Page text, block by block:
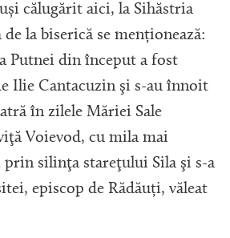
călugărit aici, la Sihăstria
la biserică se menționează:
Putnei din început a fost
Ilie Cantacuzin şi s-au înnoit
în zilele Măriei Sale
Voievod, cu mila mai
silinţa stareţului Sila şi s-a
episcop de Rădăuți, văleat